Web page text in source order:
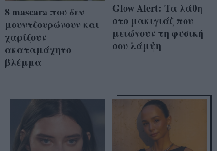
8 mascara που δεν
μουντζουρώνουν και
χαρίζουν
ακαταμάχητο
βλέμμα
Glow Alert: Τα λάθη
στο μακιγιάζ που
μειώνουν τη φυσική
σου λάμψη